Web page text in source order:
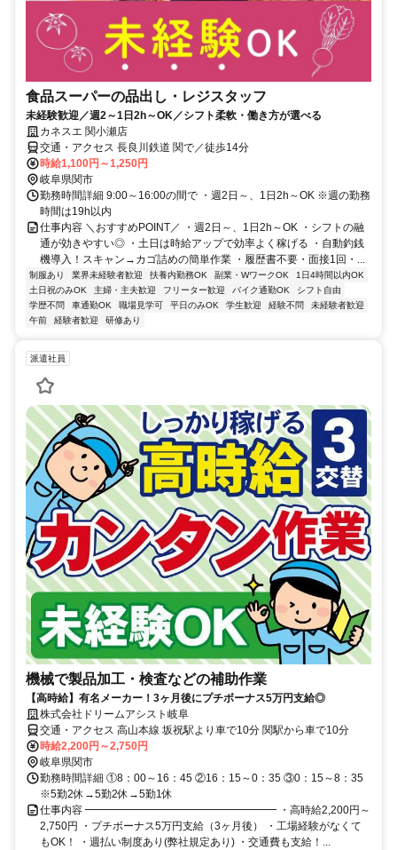
食品スーパーの品出し・レジスタッフ
未経験歓迎／週2～1日2h～OK／シフト柔軟・働き方が選べる
カネスエ 関小瀬店
交通・アクセス 長良川鉄道 関で／徒歩14分
時給1,100円～1,250円
岐阜県関市
勤務時間詳細 9:00～16:00の間で ・週2日～、1日2h～OK ※週の勤務
時間は19h以内
仕事内容 ＼おすすめPOINT／ ・週2日～、1日2h～OK ・シフトの融
通が効きやすい◎ ・土日は時給アップで効率よく稼げる ・自動釣銭
機導入！スキャン→カゴ詰めの簡単作業 ・履歴書不要・面接1回・...
制服あり 業界未経験者歓迎 扶養内勤務OK 副業・WワークOK
1日4時間以内OK
土日祝のみOK
主婦・主夫歓迎 フリーター歓迎 バイク通勤OK
シフト自由
学歴不問
車通勤OK 職場見学可 平日のみOK 学生歓迎 経験不問
未経験者歓迎
午前
経験者歓迎 研修あり
派遣社員
機械で製品加工・検査などの補助作業
【高時給】有名メーカー！3ヶ月後にプチボーナス5万円支給◎
株式会社ドリームアシスト岐阜
交通・アクセス 高山本線 坂祝駅より車で10分 関駅から車で10分
時給2,200円～2,750円
岐阜県関市
勤務時間詳細 ①8：00～16：45 ②16：15～0：35 ③0：15～8：35
※5勤2休→5勤2休→5勤1休
仕事内容 ━━━━━━━━━━━━━━━━━━ ・高時給2,200円～
2,750円 ・プチボーナス5万円支給（3ヶ月後） ・工場経験がなくて
もOK！ ・週払い制度あり(弊社規定あり) ・交通費も支給！...